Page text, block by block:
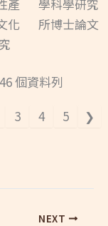
產
化
學科學研究
所博士論文
個資料列
3 4 5 ❯
NEXT